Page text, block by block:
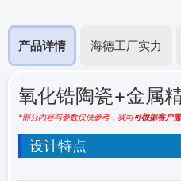
产品详情 海德工厂实力
氧化锆陶瓷+金属
*部分内容与参数仅供参考，我司可根据客户
设计特点